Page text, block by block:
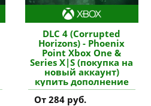
DLC 4 (Corrupted
Horizons) - Phoenix
Point Xbox One &
Series X|S (покупка на
новый аккаунт)
купить дополнение
От 284 руб.